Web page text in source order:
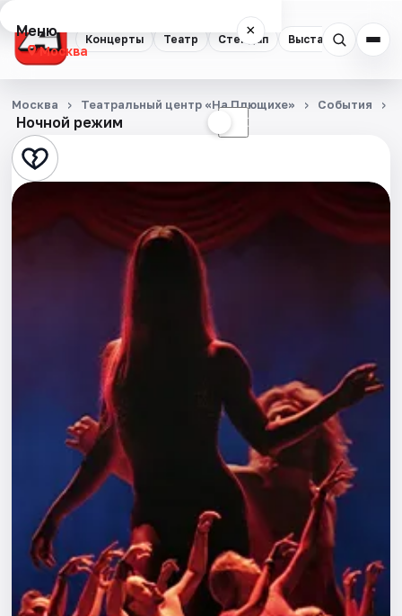
Концерты Театр Стендап Выставки
Меню ×
Москва
Концерты
Театр
Стендап
Города
Площадки
Артисты
Рейтинги
Ночной режим ☾
Москва Театральный центр «На Плющихе» События